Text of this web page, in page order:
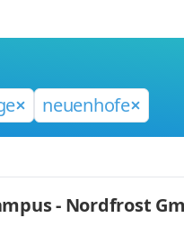
neuenhofe
- Nordfrost